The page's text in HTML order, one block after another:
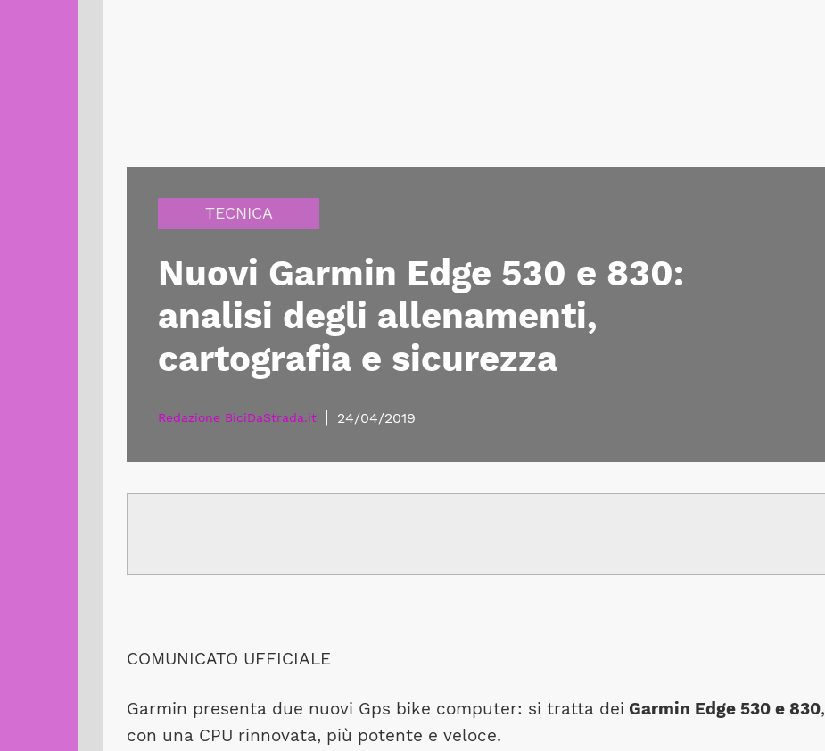
TECNICA
Nuovi Garmin Edge 530 e 830:
analisi degli allenamenti,
cartografia e sicurezza
Redazione BiciDaStrada.it | 24/04/2019
COMUNICATO UFFICIALE
Garmin presenta due nuovi Gps bike computer: si tratta dei Garmin Edge 530 e 830,
con una CPU rinnovata, più potente e veloce.